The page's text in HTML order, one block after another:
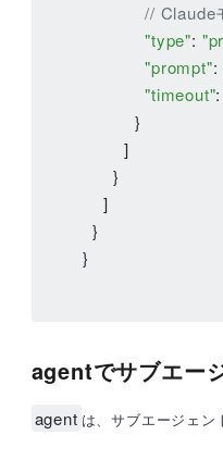
// Claude
"type":
"prompt":
"timeout"
          }
        ]
      }
    ]
  }
}
agentでサブエー
agent は、サブエージェン